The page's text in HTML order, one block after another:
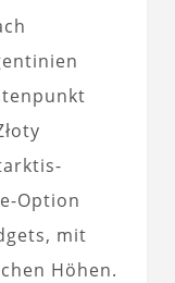
Option
mit
Höhen.